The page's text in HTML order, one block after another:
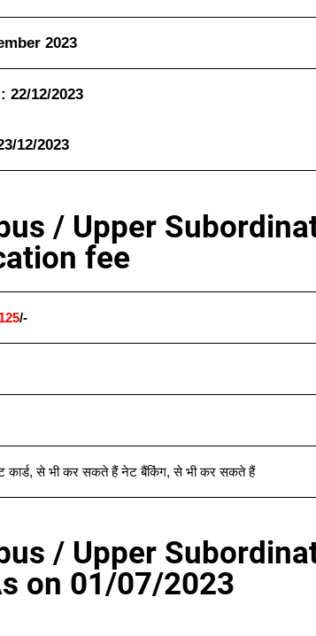
2023
22/12/2023
12/2023
/ Upper
fee
125/-
,से भी कर सकते हैं नेट बैंकिंग,से भी कर सकते हैं
/ Upper
on 01/07/2023